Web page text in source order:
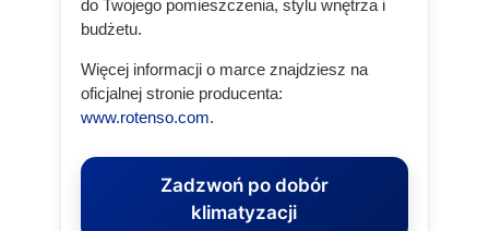
do Twojego pomieszczenia, stylu wnętrza i
budżetu.
Więcej informacji o marce znajdziesz na
oficjalnej stronie producenta:
www.rotenso.com.
Zadzwoń po dobór
klimatyzacji